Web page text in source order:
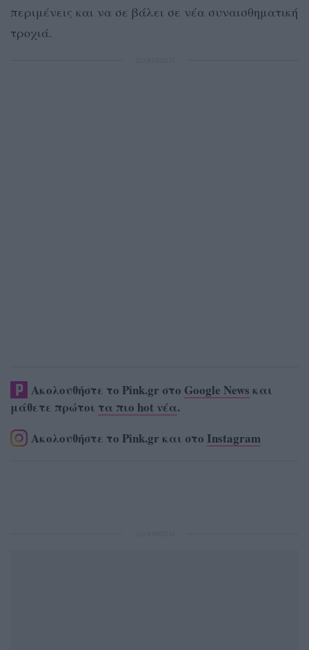
περιμένεις και να σε βάλει σε νέα συναισθηματική
τροχιά.
Ακολουθήστε το Pink.gr στο Google News και
μάθετε πρώτοι τα πιο hot νέα.
Ακολουθήστε το Pink.gr και στο Instagram